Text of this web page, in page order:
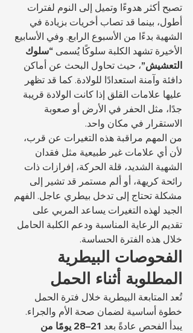
تصبح أكثر هدوءًا وتميل إلى النوم لفترات
أطول، بينما قد تصاب أخريات بزيادة في
الشهية بدءًا من الأسبوع الرابع. وفي الأسابيع
الأخيرة تشهد الكلبة سلوكًا يُسمى “سلوك
التعشيش”، حيث تحاول البحث عن أماكن
دافئة وآمنة استعدادًا للولادة. كما قد تظهر
عليها علامات القلق إذا كانت الولادة قريبة
جدًا، مثل الحفر في الأرض أو صعوبة
الاستقرار في مكان واحد.
من المهم مراقبة هذه التغيرات عن قرب،
لأن أي علامات غير طبيعية مثل فقدان
الشهية الشديد، قلة الحركة، إفرازات ذات
رائحة كريهة، أو ألم مستمر قد تشير إلى
مشكلة تحتاج إلى تدخل بيطري عاجل. الفهم
الجيد لهذه التغيرات يساعد المربي على
تقديم الرعاية المناسبة ودعم الكلبة الحامل
خلال هذه الفترة الحساسة.
الفحوصات البيطرية
المطلوبة أثناء الحمل
تُعد المتابعة البيطرية خلال فترة الحمل
خطوة أساسية لضمان صحة الأم والجراء.
يبدأ الفحص عادةً بعد
21–28 يومًا من